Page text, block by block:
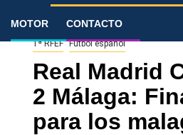
MOTOR CONTACTO
1ª RFEF Fútbol español
Real Madrid
2 Málaga:
para los